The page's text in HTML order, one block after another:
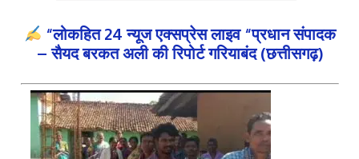
“लोकहित 24 न्यूज एक्सप्रेस लाइव “प्रधान संपादक
– सैयद बरकत अली की रिपोर्ट गरियाबंद (छत्तीसगढ़)